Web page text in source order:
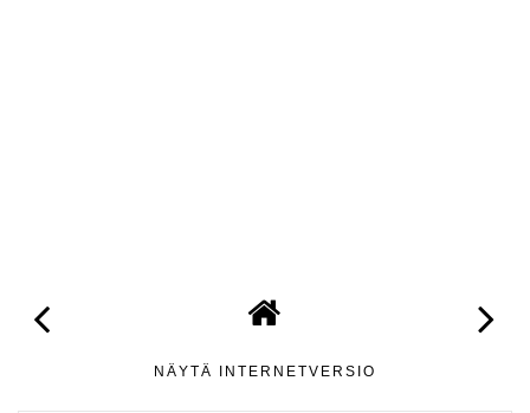
NÄYTÄ INTERNETVERSIO